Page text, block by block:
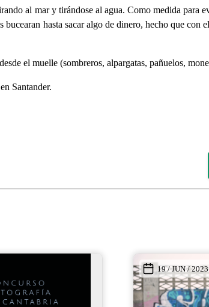
al mar y tirándose al agua. Como medida para
hasta sacar algo de dinero, hecho que con
el muelle (sombreros, alpargatas, pañuelos,
Santander.
07 / JUN / 2023